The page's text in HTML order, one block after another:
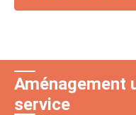
Aménagement
service